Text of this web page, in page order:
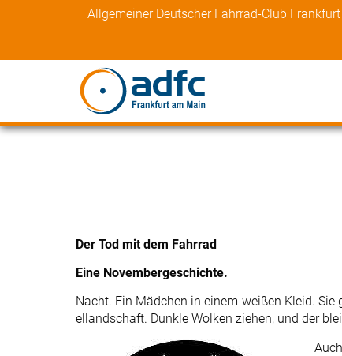
Allgemeiner Deutscher Fahrrad-Club
Der Tod mit dem Fahrrad
Eine Novembergeschichte.
Nacht. Ein Mädchen in einem weißen Kleid.
ellandschaft. Dunkle Wolken ziehen, und der